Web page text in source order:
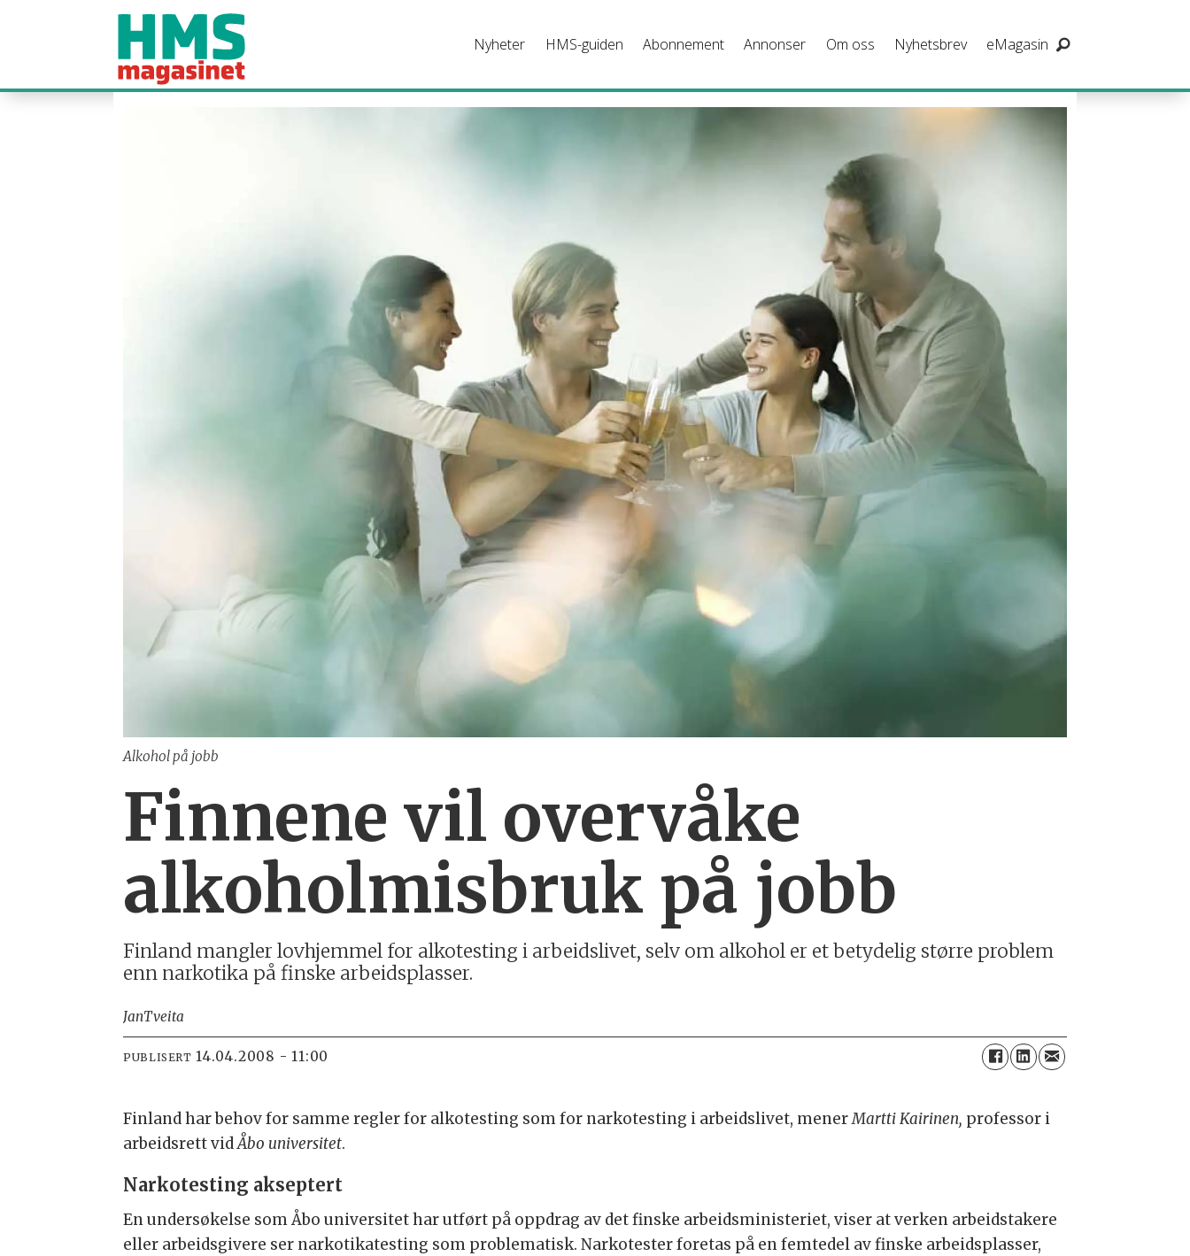
Nyheter HMS-guiden Abonnement Annonser Om oss Nyhetsbrev eMagasin
Alkohol på jobb
Finnene vil overvåke
alkoholmisbruk på jobb
Finland mangler lovhjemmel for alkotesting i arbeidslivet, selv om alkohol er et betydelig større problem
enn narkotika på finske arbeidsplasser.
JanTveita
PUBLISERT 14.04.2008 - 11:00
Finland har behov for samme regler for alkotesting som for narkotesting i arbeidslivet, mener Martti Kairinen, professor i
arbeidsrett vidÅbo universitet.
Narkotesting akseptert
En undersøkelse som Åbo universitet har utført på oppdrag av det finske arbeidsministeriet, viser at verken arbeidstakere
eller arbeidsgivere ser narkotikatesting som problematisk. Narkotester foretas på en femtedel av finske arbeidsplasser,